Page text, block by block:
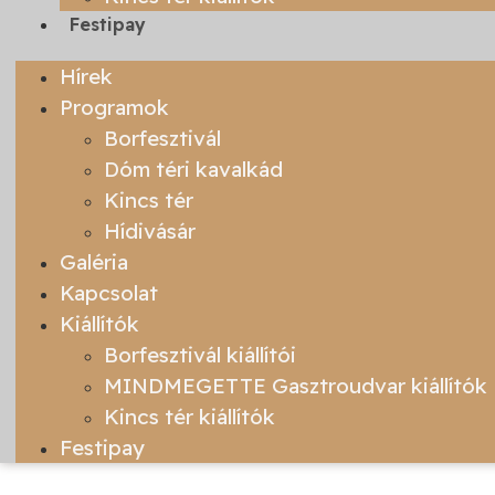
Festipay
Hírek
Programok
Borfesztivál
Dóm téri kavalkád
Kincs tér
Hídivásár
Galéria
Kapcsolat
Kiállítók
Borfesztivál kiállítói
MINDMEGETTE Gasztroudvar kiállítók
Kincs tér kiállítók
Festipay